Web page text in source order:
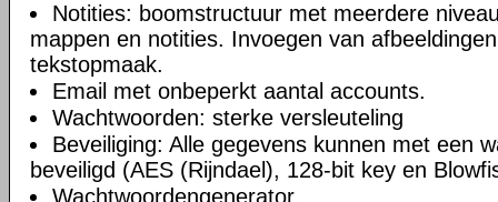
Notities: boomstructuur met meerdere
mappen en notities. Invoegen van
tekstopmaak.
Email met onbeperkt aantal accounts.
Wachtwoorden: sterke versleuteling
Beveiliging: Alle gegevens kunnen met een
beveiligd (AES (Rijndael), 128-bit key en
Wachtwoordengenerator.